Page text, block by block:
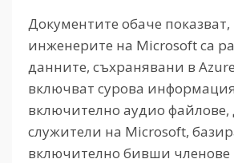
Документите обаче показват,
инженерите на Microsoft са
данните, съхранявани в
включват сурова
включително аудио файлове,
служители на Microsoft,
включително бивши членове